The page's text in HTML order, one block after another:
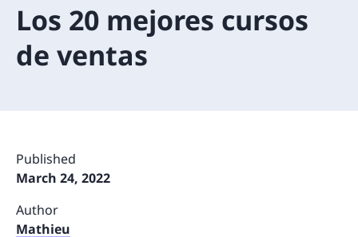
Los 20 mejores cursos
de ventas
Published
March 24, 2022
Author
Mathieu